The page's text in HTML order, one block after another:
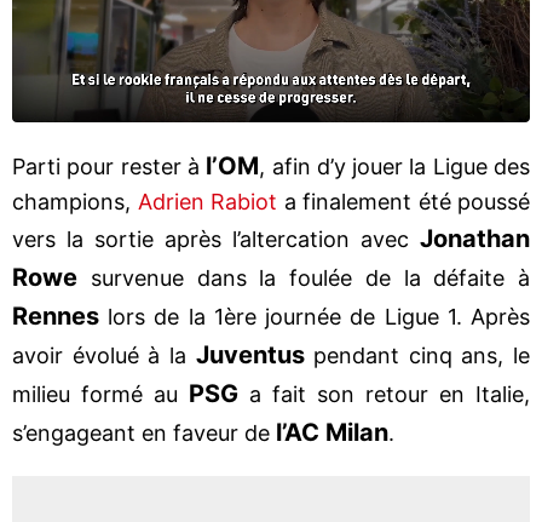
Parti pour rester à l’OM, afin d’y jouer la Ligue des
champions, Adrien Rabiot a finalement été poussé
vers la sortie après l’altercation avec Jonathan
Rowe survenue dans la foulée de la défaite à
Rennes lors de la 1ère journée de Ligue 1. Après
avoir évolué à la Juventus pendant cinq ans, le
milieu formé au PSG a fait son retour en Italie,
s’engageant en faveur de l’AC Milan.